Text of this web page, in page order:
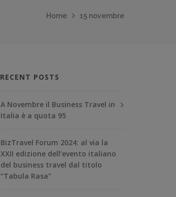
Home 15 novembre
RECENT POSTS
A Novembre il Business Travel in
Italia è a quota 95
BizTravel Forum 2024: al via la
XXII edizione dell’evento italiano
del business travel dal titolo
“Tabula Rasa”